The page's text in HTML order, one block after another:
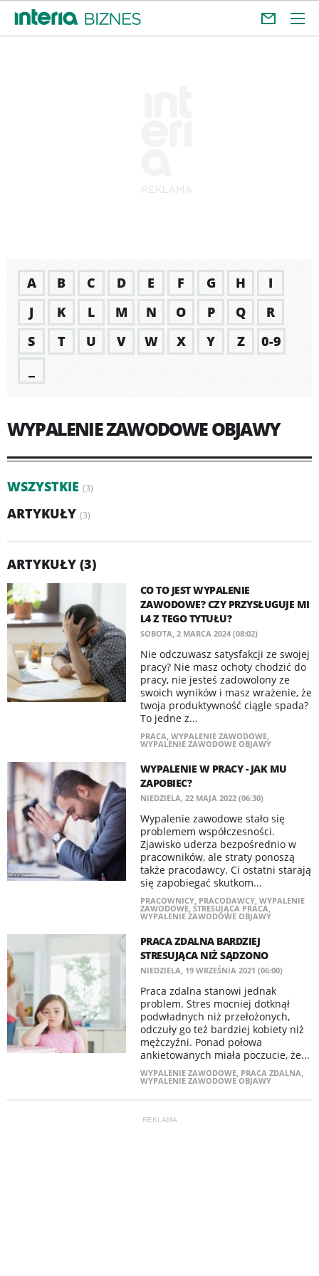
A B C D E F G H
I
J
K L M N O P Q
R
S
T U V W X Y Z
0-9
WYPALENIE ZAWODOWE OBJAWY
WSZYSTKIE (3)
ARTYKUŁY (3)
ARTYKUŁY (3)
CO TO JEST WYPALENIE
ZAWODOWE? CZY PRZYSŁUGUJE MI
L4 Z TEGO TYTUŁU?
SOBOTA, 2 MARCA 2024 (08:02)
Nie odczuwasz satysfakcji ze swojej
pracy? Nie masz ochoty chodzić do
pracy, nie jesteś zadowolony ze
swoich wyników i masz wrażenie, że
twoja produktywność ciągle spada?
To jedne z...
PRACA, WYPALENIE ZAWODOWE,
WYPALENIE ZAWODOWE OBJAWY
WYPALENIE W PRACY - JAK MU
ZAPOBIEC?
NIEDZIELA, 22 MAJA 2022 (06:30)
Wypalenie zawodowe stało się
problemem współczesności.
Zjawisko uderza bezpośrednio w
pracowników, ale straty ponoszą
także pracodawcy. Ci ostatni starają
się zapobiegać skutkom...
PRACOWNICY, PRACODAWCY, WYPALENIE
ZAWODOWE, STRESUJĄCA PRACA,
WYPALENIE ZAWODOWE OBJAWY
PRACA ZDALNA BARDZIEJ
STRESUJĄCA NIŻ SĄDZONO
NIEDZIELA, 19 WRZEŚNIA 2021 (06:00)
Praca zdalna stanowi jednak
problem. Stres mocniej dotknął
podwładnych niż przełożonych,
odczuły go też bardziej kobiety niż
mężczyźni. Ponad połowa
ankietowanych miała poczucie, że...
WYPALENIE ZAWODOWE, PRACA ZDALNA,
WYPALENIE ZAWODOWE OBJAWY
REKLAMA